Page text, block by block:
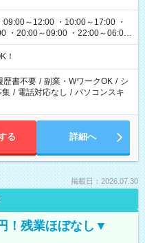
～12:00 ・10:00～17:00 ・
・20:00～09:00 ・22:00～06:00
！
歴書不要 / 副業・WワークOK / シ
集 / 電話対応なし / パソコンスキ
る 詳細へ
掲載日：2026.07.30
！残業ほぼなし▼